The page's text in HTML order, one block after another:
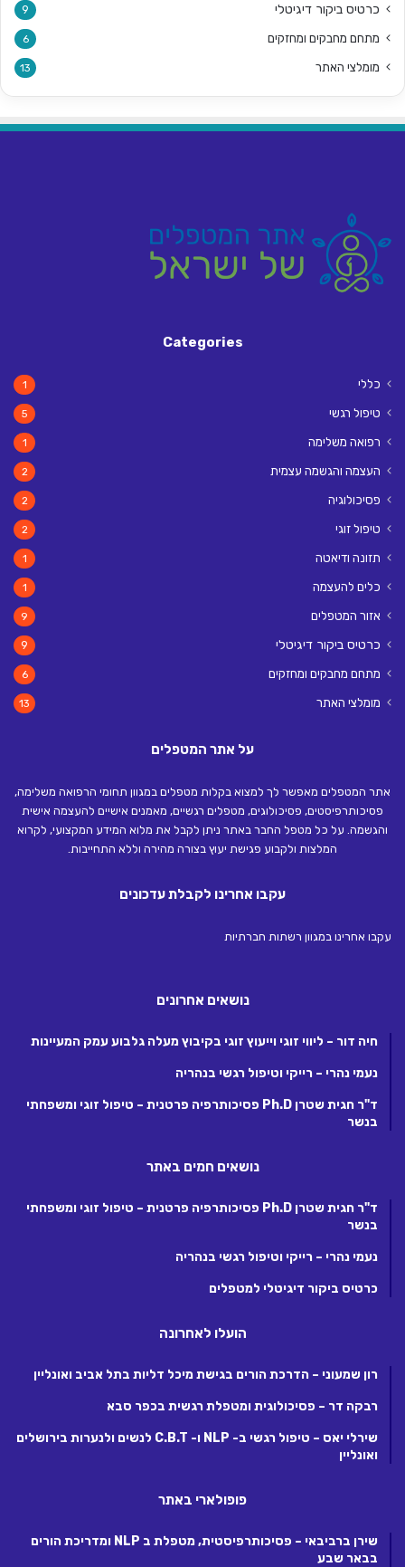
כרטיס ביקור דיגיטלי 9
מתחם מחבקים ומחזקים 6
מומלצי האתר 13
Categories
כללי 1
טיפול רגשי 5
רפואה משלימה 1
העצמה והגשמה עצמית 2
פסיכולוגיה 2
טיפול זוגי 2
תזונה ודיאטה 1
כלים להעצמה 1
אזור המטפלים 9
כרטיס ביקור דיגיטלי 9
מתחם מחבקים ומחזקים 6
מומלצי האתר 13
על אתר המטפלים
אתר המטפלים מאפשר לך למצוא בקלות מטפלים במגוון תחומי הרפואה משלימה,
פסיכותרפיסטים, פסיכולוגים, מטפלים רגשיים, מאמנים אישיים להעצמה אישית
והגשמה. על כל מטפל החבר באתר ניתן לקבל את מלוא המידע המקצועי, לקרוא
המלצות ולקבוע פגישת יעוץ בצורה מהירה וללא התחייבות.
עקבו אחרינו לקבלת עדכונים
עקבו אחרינו במגוון רשתות חברתיות
נושאים אחרונים
חיה דור – ליווי זוגי וייעוץ זוגי בקיבוץ מעלה גלבוע עמק המעיינות
נעמי נהרי – רייקי וטיפול רגשי בנהריה
ד"ר חגית שטרן Ph.D פסיכותרפיה פרטנית – טיפול זוגי ומשפחתי
בנשר
נושאים חמים באתר
ד"ר חגית שטרן Ph.D פסיכותרפיה פרטנית – טיפול זוגי ומשפחתי
בנשר
נעמי נהרי – רייקי וטיפול רגשי בנהריה
כרטיס ביקור דיגיטלי למטפלים
הועלו לאחרונה
רון שמעוני – הדרכת הורים בגישת מיכל דליות בתל אביב ואונליין
רבקה דר – פסיכולוגית ומטפלת רגשית בכפר סבא
שירלי יאס – טיפול רגשי ב- NLP ו- C.B.T לנשים ולנערות בירושלים
ואונליין
פופולארי באתר
שירן ברביבאי – פסיכותרפיסטית, מטפלת ב NLP ומדריכת הורים
בבאר שבע